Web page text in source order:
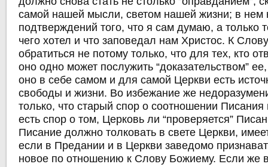
самой нашей мысли, светом нашей жизни; в нем
подтверждений того, что я сам думаю, а только
чего хотел и что заповедал нам Христос. К
обратиться не потому только, что для тех, кто
оно одно может послужить “доказательством”
оно в себе самом и для самой Церкви есть
свободы и жизни. Во избежание же
только, что старый спор о соотношении
есть спор о том, Церковь ли “проверяется”
Писание должно толковать в свете Церкви,
если в Предании и в Церкви заведомо
новое по отношению к Слову Божиему. Если же